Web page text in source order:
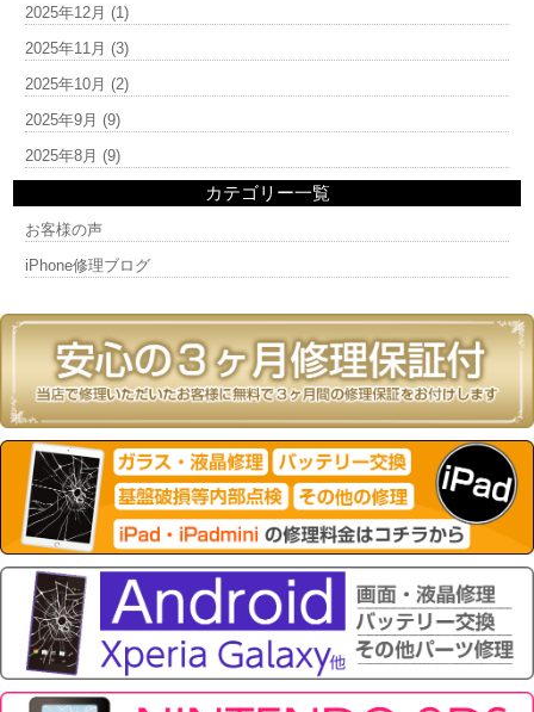
2025年12月 (1)
2025年11月 (3)
2025年10月 (2)
2025年9月 (9)
2025年8月 (9)
カテゴリー一覧
お客様の声
iPhone修理ブログ